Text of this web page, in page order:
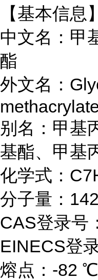
【基本信息】
中文名：甲
酯
外文名：
别名： 甲基
基酯、甲基
化学式：
分子量：
CAS登录号
EINECS登
熔点：-82 ℃